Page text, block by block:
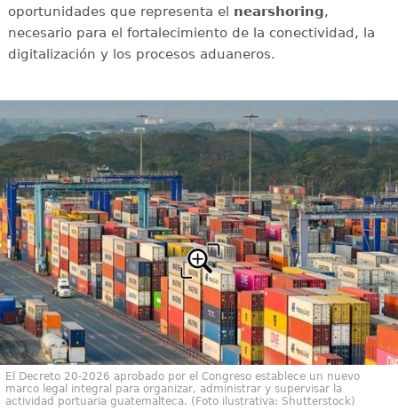
oportunidades que representa el nearshoring,
necesario para el fortalecimiento de la conectividad, la
digitalización y los procesos aduaneros.
El Decreto 20-2026 aprobado por el Congreso establece un nuevo
marco legal integral para organizar, administrar y supervisar la
actividad portuaria guatemalteca. (Foto ilustrativa: Shutterstock)